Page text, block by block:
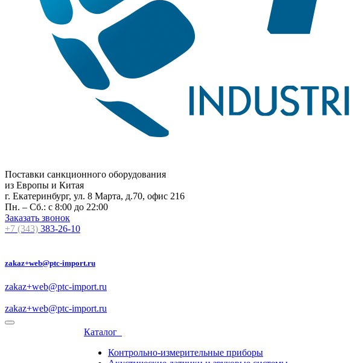
Поставки санкционного оборудования
из Европы и Китая
г. Екатеринбург, ул. 8 Марта, д.70, офис 216
Пн. – Сб.: с 8:00 до 22:00
Заказать звонок
+7 (343) 383-26-10
zakaz+web@ptc-import.ru
zakaz+web@ptc-import.ru
zakaz+web@ptc-import.ru
Каталог
Контрольно-измерительные приборы